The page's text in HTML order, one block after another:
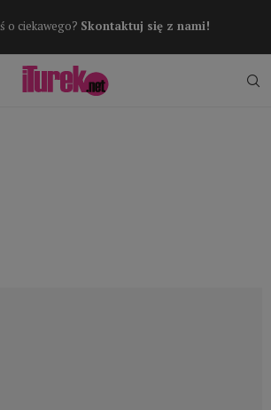
o ciekawego? Skontaktuj się z nami!